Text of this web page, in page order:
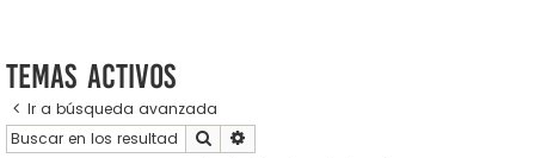
Temas activos
Ir a búsqueda avanzada
Buscar